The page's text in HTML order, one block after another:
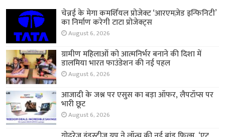
चेन्नई के मेगा कमर्शियल प्रोजेक्ट ‘आरएमज़ेड इन्फिनिटी’
का निर्माण करेगी टाटा प्रोजेक्ट्स
August 6, 2026
ग्रामीण महिलाओं को आत्मनिर्भर बनाने की दिशा में
डालमिया भारत फाउंडेशन की नई पहल
August 6, 2026
आजादी के जश्न पर एसुस का बड़ा ऑफर, लैपटॉप्स पर
भारी छूट
August 6, 2026